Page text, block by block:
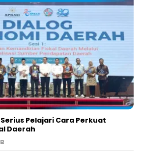
Pelajari Cara Perkuat
Daerah